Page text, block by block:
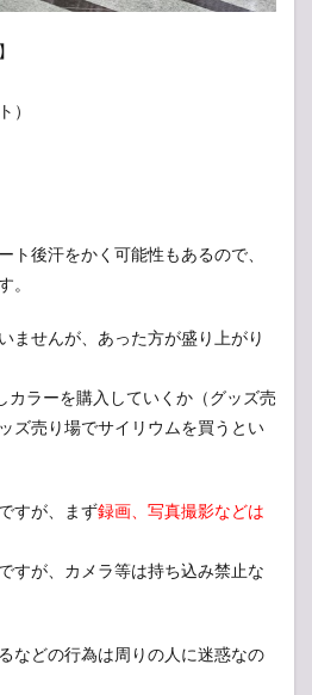
）
ト後汗をかく可能性もあるので、
。
ませんが、あった方が盛り上がり
カラーを購入していくか（グッズ売
ズ売り場でサイリウムを買うとい
すが、まず録画、写真撮影などは
すが、カメラ等は持ち込み禁止な
などの行為は周りの人に迷惑なの